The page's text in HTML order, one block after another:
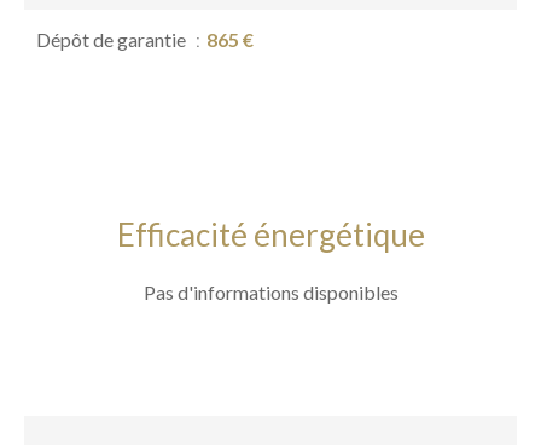
Dépôt de garantie 865 €
Efficacité énergétique
Pas d'informations disponibles